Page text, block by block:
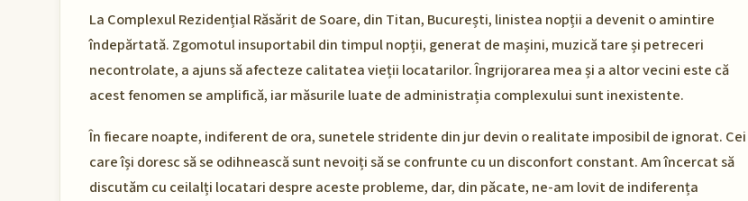
La Complexul Rezidențial Răsărit de Soare, din Titan, București, linistea nopții a devenit o amintire
îndepărtată. Zgomotul insuportabil din timpul nopții, generat de mașini, muzică tare și petreceri
necontrolate, a ajuns să afecteze calitatea vieții locatarilor. Îngrijorarea mea și a altor vecini este că
acest fenomen se amplifică, iar măsurile luate de administrația complexului sunt inexistente.
În fiecare noapte, indiferent de ora, sunetele stridente din jur devin o realitate imposibil de ignorat. Cei
care își doresc să se odihnească sunt nevoiți să se confrunte cu un disconfort constant. Am încercat să
discutăm cu ceilalți locatari despre aceste probleme, dar, din păcate, ne-am lovit de indiferența